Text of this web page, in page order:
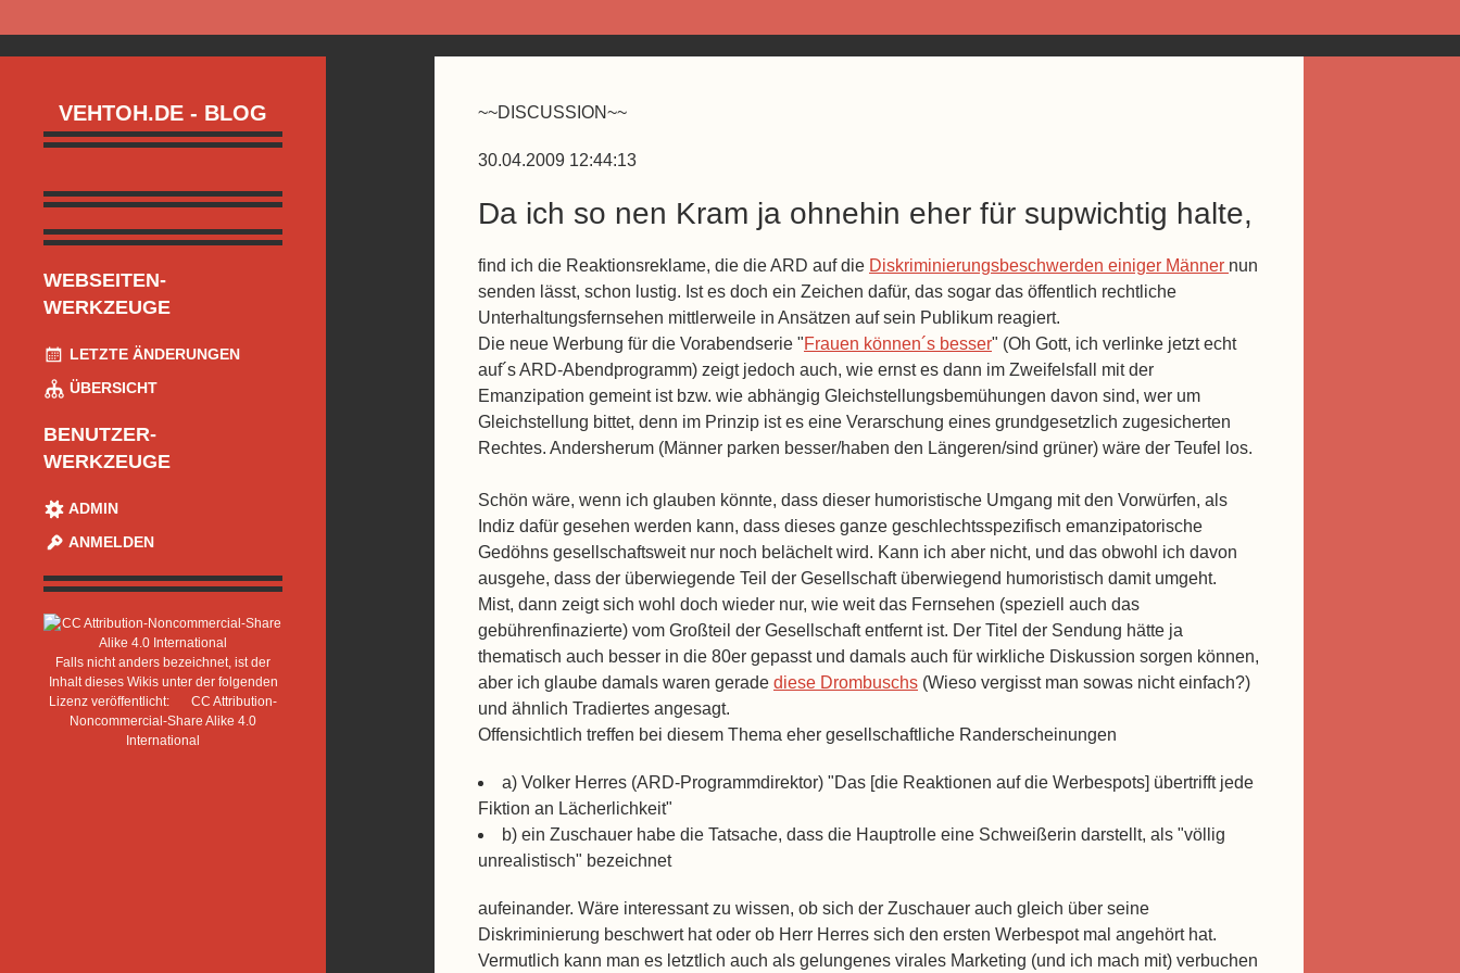
VEHTOH.DE - BLOG
WEBSEITEN-
WERKZEUGE
LETZTE ÄNDERUNGEN
ÜBERSICHT
BENUTZER-
WERKZEUGE
ADMIN
ANMELDEN
Falls nicht anders bezeichnet, ist der
Inhalt dieses Wikis unter der folgenden
Lizenz veröffentlicht:
CC Attribution-
Noncommercial-Share Alike 4.0
International
~~DISCUSSION~~
30.04.2009 12:44:13
Da ich so nen Kram ja ohnehin eher für supwichtig halte,
find ich die Reaktionsreklame, die die ARD auf die Diskriminierungsbeschwerden einiger Männer nun
senden lässt, schon lustig. Ist es doch ein Zeichen dafür, das sogar das öffentlich rechtliche
Unterhaltungsfernsehen mittlerweile in Ansätzen auf sein Publikum reagiert.
Die neue Werbung für die Vorabendserie "Frauen können´s besser" (Oh Gott, ich verlinke jetzt echt
auf´s ARD-Abendprogramm) zeigt jedoch auch, wie ernst es dann im Zweifelsfall mit der
Emanzipation gemeint ist bzw. wie abhängig Gleichstellungsbemühungen davon sind, wer um
Gleichstellung bittet, denn im Prinzip ist es eine Verarschung eines grundgesetzlich zugesicherten
Rechtes. Andersherum (Männer parken besser/haben den Längeren/sind grüner) wäre der Teufel los.
Schön wäre, wenn ich glauben könnte, dass dieser humoristische Umgang mit den Vorwürfen, als
Indiz dafür gesehen werden kann, dass dieses ganze geschlechtsspezifisch emanzipatorische
Gedöhns gesellschaftsweit nur noch belächelt wird. Kann ich aber nicht, und das obwohl ich davon
ausgehe, dass der überwiegende Teil der Gesellschaft überwiegend humoristisch damit umgeht.
Mist, dann zeigt sich wohl doch wieder nur, wie weit das Fernsehen (speziell auch das
gebührenfinazierte) vom Großteil der Gesellschaft entfernt ist. Der Titel der Sendung hätte ja
thematisch auch besser in die 80er gepasst und damals auch für wirkliche Diskussion sorgen können,
aber ich glaube damals waren gerade diese Drombuschs (Wieso vergisst man sowas nicht einfach?)
und ähnlich Tradiertes angesagt.
Offensichtlich treffen bei diesem Thema eher gesellschaftliche Randerscheinungen
a) Volker Herres (ARD-Programmdirektor) "Das [die Reaktionen auf die Werbespots] übertrifft jede
Fiktion an Lächerlichkeit"
b) ein Zuschauer habe die Tatsache, dass die Hauptrolle eine Schweißerin darstellt, als "völlig
unrealistisch" bezeichnet
aufeinander. Wäre interessant zu wissen, ob sich der Zuschauer auch gleich über seine
Diskriminierung beschwert hat oder ob Herr Herres sich den ersten Werbespot mal angehört hat.
Vermutlich kann man es letztlich auch als gelungenes virales Marketing (und ich mach mit) verbuchen